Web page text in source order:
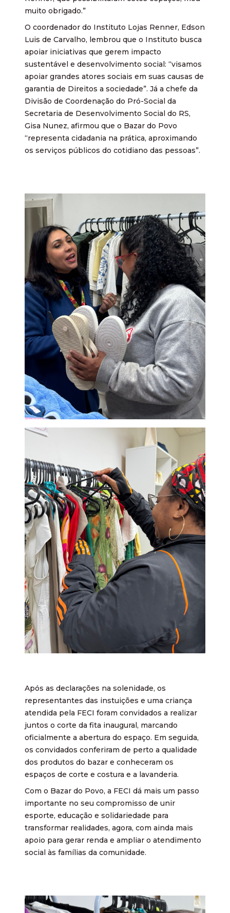
muito obrigado.”
O coordenador do Instituto Lojas Renner, Edson
Luis de Carvalho, lembrou que o Instituto busca
apoiar iniciativas que gerem impacto
sustentável e desenvolvimento social: “visamos
apoiar grandes atores sociais em suas causas de
garantia de Direitos a sociedade”. Já a chefe da
Divisão de Coordenação do Pró-Social da
Secretaria de Desenvolvimento Social do RS,
Gisa Nunez, afirmou que o Bazar do Povo
“representa cidadania na prática, aproximando
os serviços públicos do cotidiano das pessoas”.
Após as declarações na solenidade, os
representantes das instuições e uma criança
atendida pela FECI foram convidados a realizar
juntos o corte da fita inaugural, marcando
oficialmente a abertura do espaço. Em seguida,
os convidados conferiram de perto a qualidade
dos produtos do bazar e conheceram os
espaços de corte e costura e a lavanderia.
Com o Bazar do Povo, a FECI dá mais um passo
importante no seu compromisso de unir
esporte, educação e solidariedade para
transformar realidades, agora, com ainda mais
apoio para gerar renda e ampliar o atendimento
social às famílias da comunidade.